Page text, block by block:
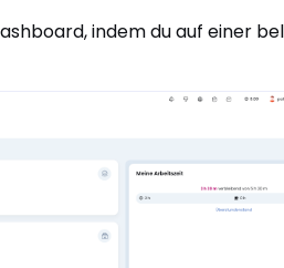
indem du auf einer